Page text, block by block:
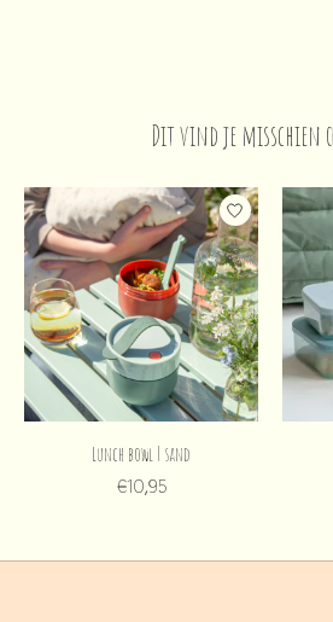
Dit vind je misschien
Items van productcarrousel
Lunch bowl | sand
€10,95